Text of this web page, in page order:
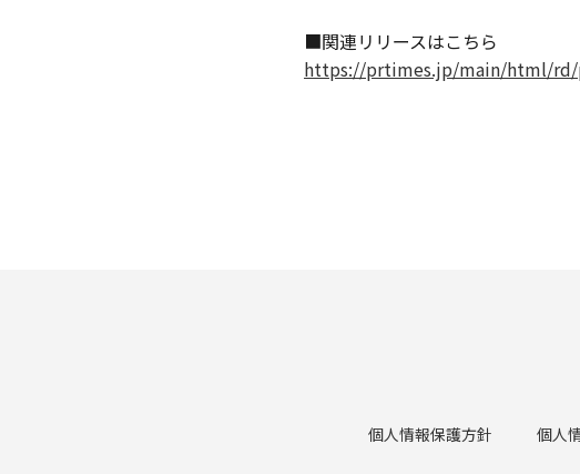
■関連リリースはこちら
https://prtimes.jp/main/html/rd/
個人情報保護方針 個人